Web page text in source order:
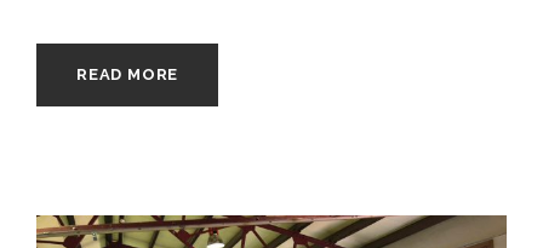
READ MORE